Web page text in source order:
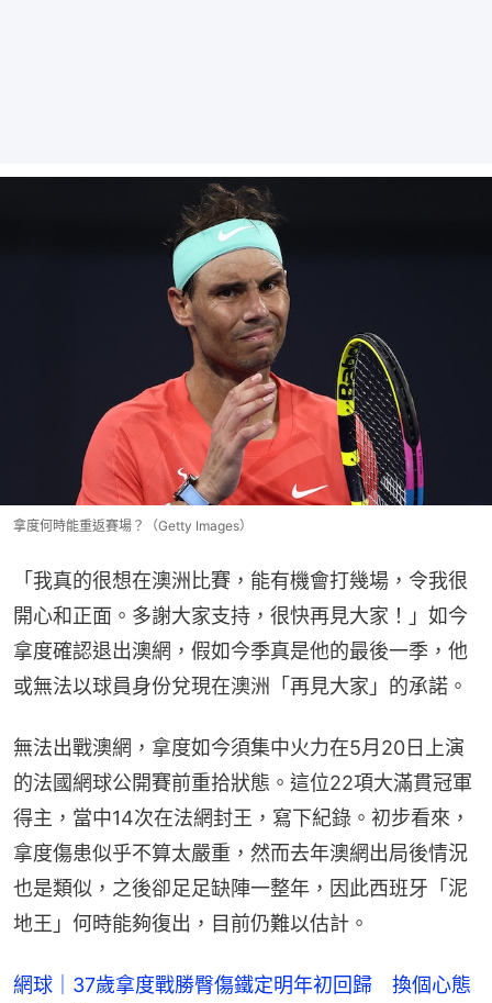
拿度何時能重返賽場？（Getty Images）
「我真的很想在澳洲比賽，能有機會打幾場，令我很
開心和正面。多謝大家支持，很快再見大家！」如今
拿度確認退出澳網，假如今季真是他的最後一季，他
或無法以球員身份兌現在澳洲「再見大家」的承諾。
無法出戰澳網，拿度如今須集中火力在5月20日上演
的法國網球公開賽前重拾狀態。這位22項大滿貫冠軍
得主，當中14次在法網封王，寫下紀錄。初步看來，
拿度傷患似乎不算太嚴重，然而去年澳網出局後情況
也是類似，之後卻足足缺陣一整年，因此西班牙「泥
地王」何時能夠復出，目前仍難以估計。
網球｜37歲拿度戰勝臀傷鐵定明年初回歸 換個心態